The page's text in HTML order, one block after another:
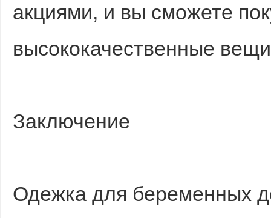
акциями, и вы сможете
высококачественные
Заключение
Одежка для беременных